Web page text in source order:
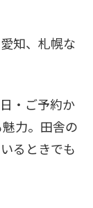
知、札幌な
・ご予約か
力。田舎の
るときでも